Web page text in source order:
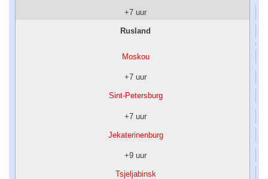
+7 uur
Rusland
Moskou
+7 uur
Sint-Petersburg
+7 uur
Jekaterinenburg
+9 uur
Tsjeljabinsk